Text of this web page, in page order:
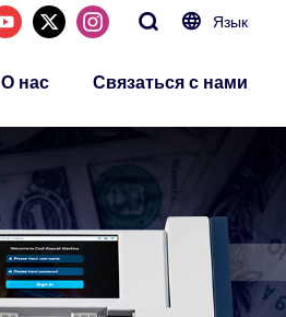
Язык
О нас Связаться с нами